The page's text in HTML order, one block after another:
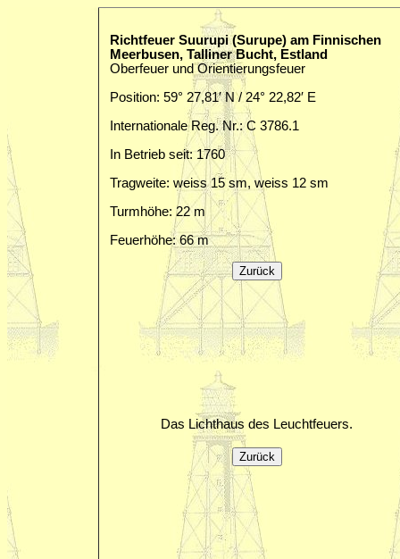
Richtfeuer Suurupi (Surupe) am Finnischen
Meerbusen, Talliner Bucht, Estland
Oberfeuer und Orientierungsfeuer
Position: 59° 27,81′ N / 24° 22,82′ E
Internationale Reg. Nr.: C 3786.1
In Betrieb seit: 1760
Tragweite: weiss 15 sm, weiss 12 sm
Turmhöhe: 22 m
Feuerhöhe: 66 m
Das Lichthaus des Leuchtfeuers.